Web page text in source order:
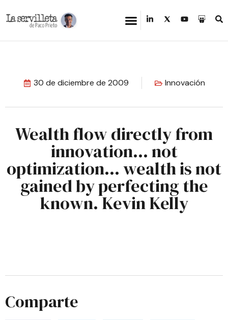
30 de diciembre de 2009 Innovación
Wealth flow directly from
innovation… not
optimization… wealth is not
gained by perfecting the
known. Kevin Kelly
Comparte